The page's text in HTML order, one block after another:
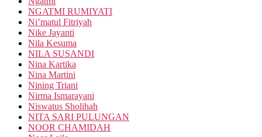
NGATMI RUMIYATI
Ni’matul Fitriyah
Nike Jayanti
Nila Kesuma
NILA SUSANDI
Nina Kartika
Nina Martini
Nining Triani
Nirma Ismarayani
Niswatus Sholihah
NITA SARI PULUNGAN
NOOR CHAMIDAH